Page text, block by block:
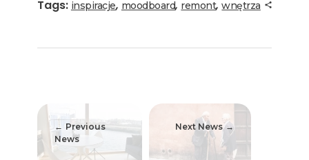
Tags: inspiracje, moodboard, remont,wnętrza
Previous
News
Next News